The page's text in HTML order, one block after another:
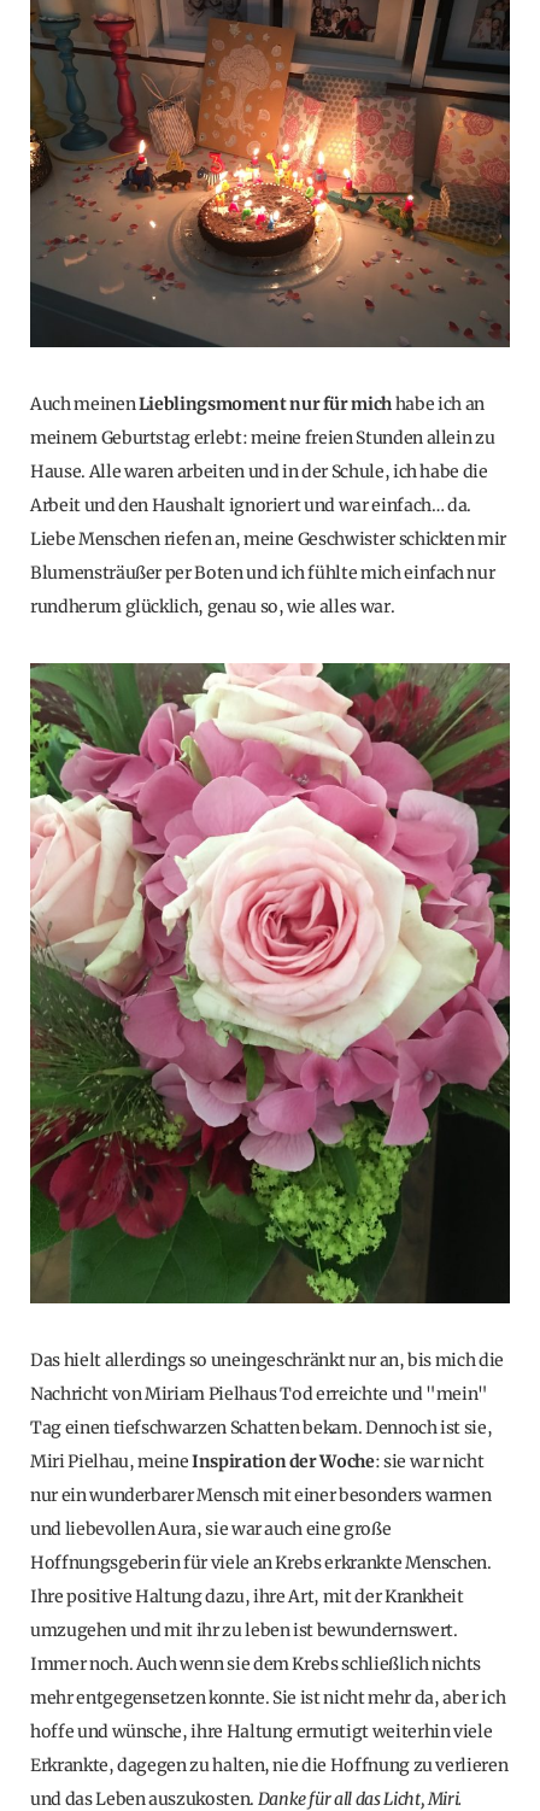
Auch meinenLieblingsmoment nur für michhabe ich an
meinem Geburtstag erlebt: meine freien Stunden allein zu
Hause. Alle waren arbeiten und in der Schule, ich habe die
Arbeit und den Haushalt ignoriert und war einfach… da.
Liebe Menschen riefen an, meine Geschwister schickten mir
Blumensträußer per Boten und ich fühlte mich einfach nur
rundherum glücklich, genau so, wie alles war.
Das hielt allerdings so uneingeschränkt nur an, bis mich die
Nachricht von Miriam Pielhaus Tod erreichte und "mein"
Tag einen tiefschwarzen Schatten bekam. Dennoch ist sie,
Miri Pielhau, meineInspiration der Woche: sie war nicht
nur ein wunderbarer Mensch mit einer besonders warmen
und liebevollen Aura, sie war auch eine große
Hoffnungsgeberin für viele an Krebs erkrankte Menschen.
Ihre positive Haltung dazu, ihre Art, mit der Krankheit
umzugehen und mit ihr zu leben ist bewundernswert.
Immer noch. Auch wenn sie dem Krebs schließlich nichts
mehr entgegensetzen konnte. Sie ist nicht mehr da, aber ich
hoffe und wünsche, ihre Haltung ermutigt weiterhin viele
Erkrankte, dagegen zu halten, nie die Hoffnung zu verlieren
und das Leben auszukosten. Danke für all das Licht, Miri.